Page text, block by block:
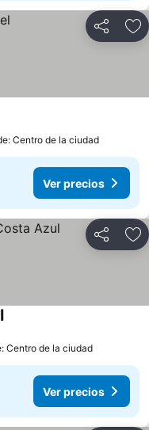
Compartir
Centro de la ciudad
Ver precios
Compartir
Centro de la ciudad
Ver precios